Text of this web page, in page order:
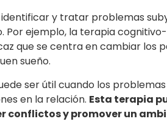
y tratar problemas
Por ejemplo, la terapia
que se centra en cambiar los
sueño.
ser útil cuando los
en la relación. Esta terapia
conflictos y promover un